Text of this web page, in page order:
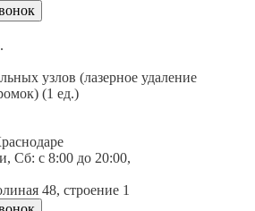
узлов (лазерное удаление
(1 ед.)
Сб: c 8:00 до 20:00,
48, строение 1